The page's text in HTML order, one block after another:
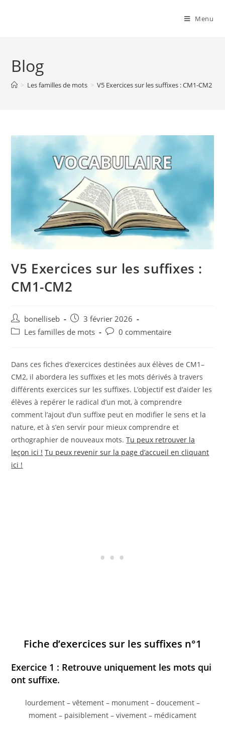
Menu
Blog
> Les familles de mots > V5 Exercices sur les suffixes : CM1-CM2
V5 Exercices sur les suffixes :
CM1-CM2
bonelliseb
3 février 2026
Les familles de mots
0 commentaire
Dans ces fiches d’exercices destinées aux élèves de CM1–
CM2, il abordera les suffixes et les mots dérivés à travers
différents exercices sur les suffixes. L’objectif est d’aider les
élèves à repérer le radical d’un mot, à comprendre
comment l’ajout d’un suffixe peut en modifier le sens et la
nature, et à s’en servir pour mieux comprendre et
orthographier de nouveaux mots.Tu peux retrouver la
leçon ici ! Tu peux revenir sur la page d’accueil en cliquant
ici !
Fiche d’exercices sur les suffixes n°1
Exercice 1 : Retrouve uniquement les mots qui
ont suffixe.
lourdement – vêtement – monument – doucement –
moment – paisiblement – vivement – médicament